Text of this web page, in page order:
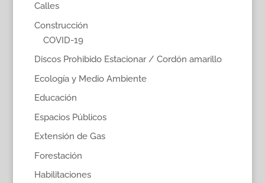
Calles
Construcción
COVID-19
Discos Prohibido Estacionar / Cordón amarillo
Ecología y Medio Ambiente
Educación
Espacios Públicos
Extensión de Gas
Forestación
Habilitaciones